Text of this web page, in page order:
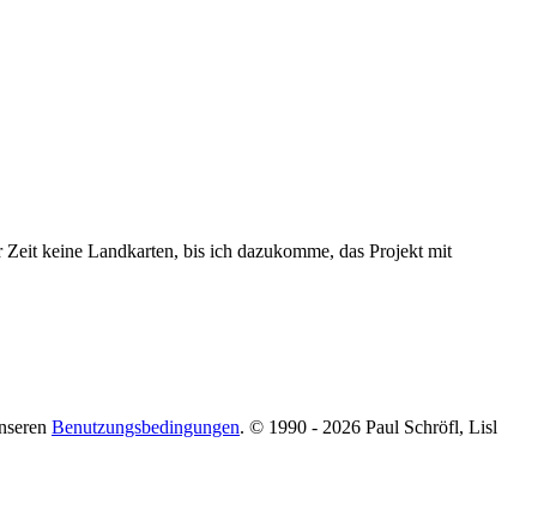
keine Landkarten, bis ich dazukomme, das Projekt mit
Benutzungsbedingungen. © 1990 - 2026 Paul Schröfl, Lisl